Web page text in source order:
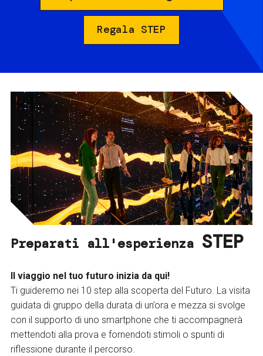
Regala STEP
Preparati all'esperienza STEP
Il viaggio nel tuo futuro inizia da qui!
Ti guideremo nei 10 step alla scoperta del Futuro. La visita
guidata di gruppo della durata di un’ora e mezza si svolge
con il supporto di uno smartphone che ti accompagnerà
mettendoti alla prova e fornendoti stimoli o spunti di
riflessione durante il percorso.